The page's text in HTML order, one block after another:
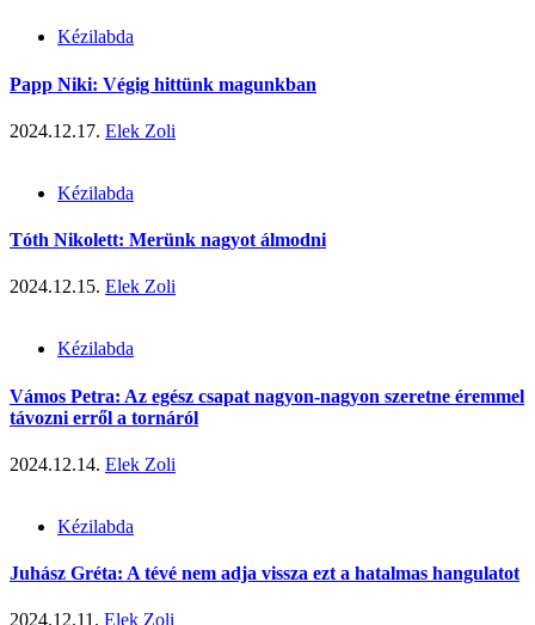
Kézilabda
Papp Niki: Végig hittünk magunkban
2024.12.17. Elek Zoli
Kézilabda
Tóth Nikolett: Merünk nagyot álmodni
2024.12.15. Elek Zoli
Kézilabda
Vámos Petra: Az egész csapat nagyon-nagyon szeretne éremmel
távozni erről a tornáról
2024.12.14. Elek Zoli
Kézilabda
Juhász Gréta: A tévé nem adja vissza ezt a hatalmas hangulatot
2024.12.11. Elek Zoli